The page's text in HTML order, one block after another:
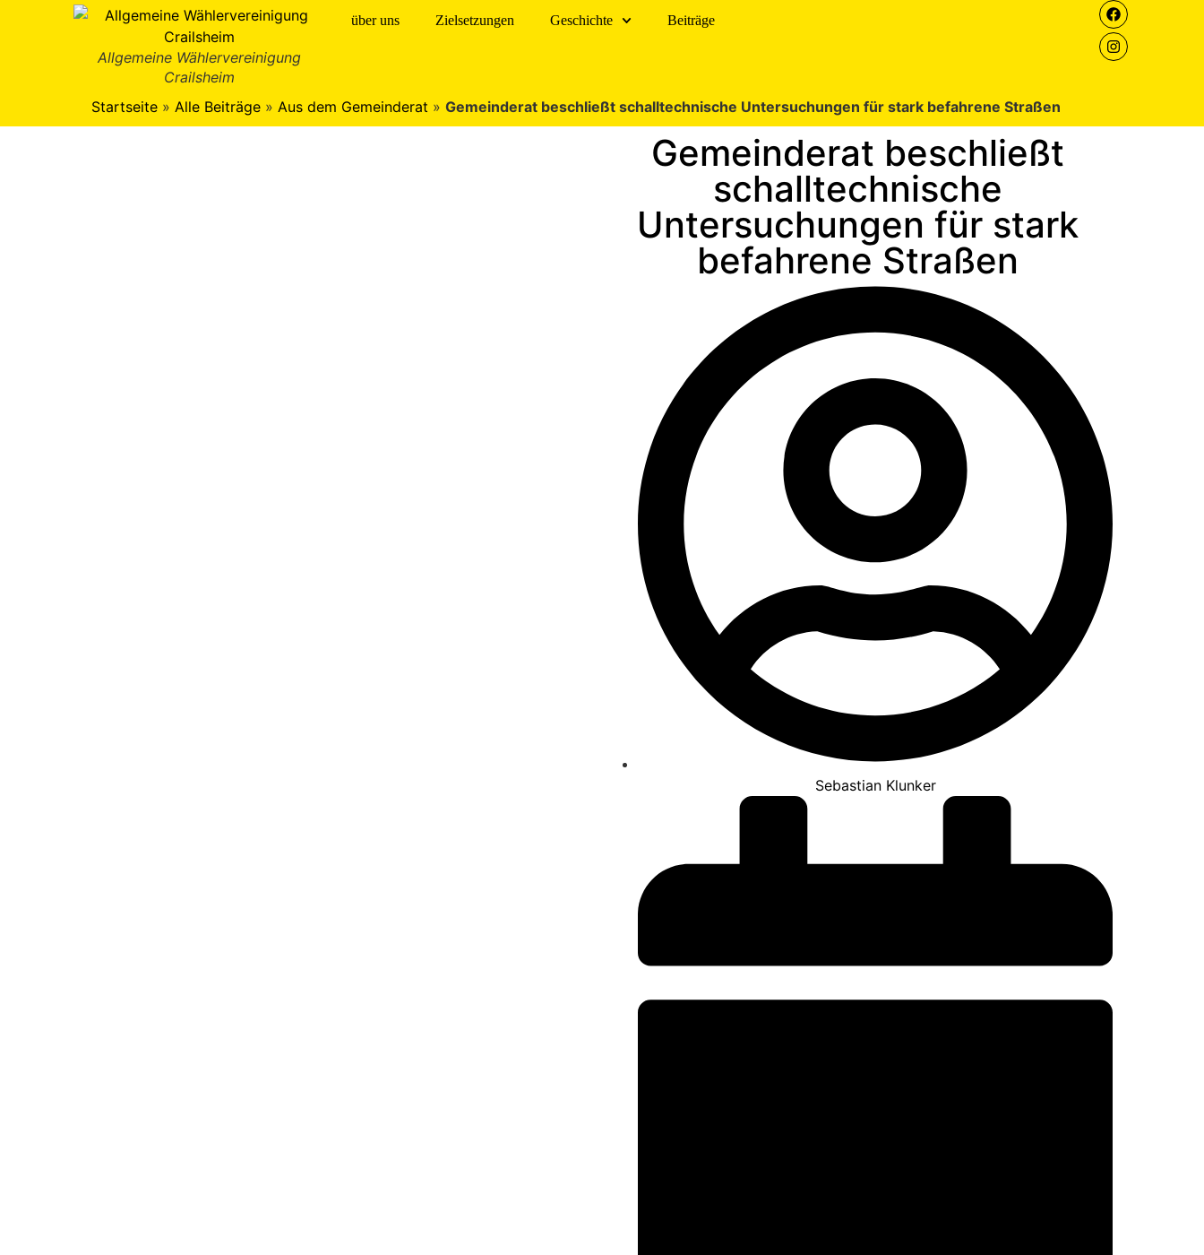
Allgemeine Wählervereinigung
Crailsheim
über uns Zielsetzungen Geschichte Beiträge
Startseite » Alle Beiträge » Aus dem Gemeinderat » Gemeinderat beschließt schalltechnische Untersuchungen für stark befahrene Straßen
Gemeinderat beschließt
schalltechnische
Untersuchungen für stark
befahrene Straßen
Sebastian Klunker